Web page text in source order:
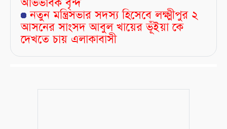
অভিভাবক বৃন্দ
নতুন মন্ত্রিসভার সদস্য হিসেবে লক্ষ্মীপুর ২
আসনের সাংসদ আবুল খায়ের ভূঁইয়া কে
দেখতে চায় এলাকাবাসী